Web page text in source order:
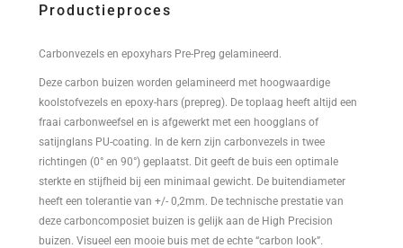
Productieproces
Carbonvezels en epoxyhars Pre-Preg gelamineerd.
Deze carbon buizen worden gelamineerd met hoogwaardige
koolstofvezels en epoxy-hars (prepreg). De toplaag heeft altijd een
fraai carbonweefsel en is afgewerkt met een hoogglans of
satijnglans PU-coating. In de kern zijn carbonvezels in twee
richtingen (0° en 90°) geplaatst. Dit geeft de buis een optimale
sterkte en stijfheid bij een minimaal gewicht. De buitendiameter
heeft een tolerantie van +/- 0,2mm. De technische prestatie van
deze carboncomposiet buizen is gelijk aan de High Precision
buizen. Visueel een mooie buis met de echte “carbon look”.